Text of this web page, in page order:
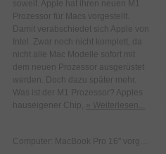
soweit. Apple hat ihren neuen M1
Prozessor für Macs vorgestellt.
Damit verabschiedet sich Apple von
Intel. Zwar noch nicht komplett, da
nicht alle Mac Modelle sofort mit
dem neuen Prozessor ausgerüstet
werden. Doch dazu später mehr.
Was ist der M1 Prozessor? Apples
hauseigener Chip,
» Weiterlesen...